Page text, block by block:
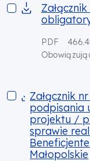
Załącznik nr 6
PDF
Załącznik nr 7
Załącznik
podpisania
projektu /
sprawie
Małopolskie